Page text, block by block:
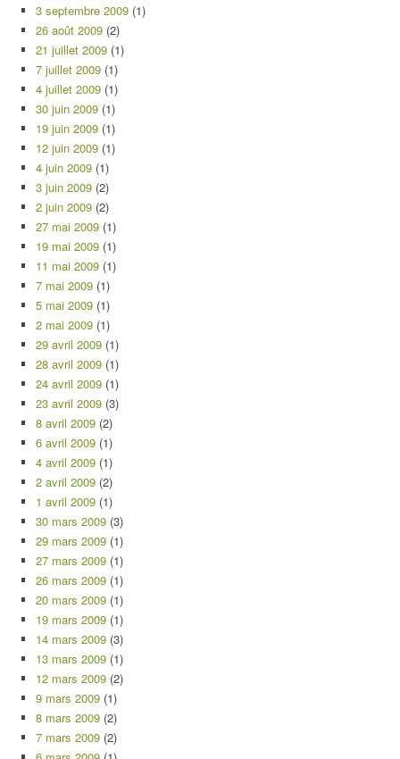
3 septembre 2009 (1)
26 août 2009 (2)
21 juillet 2009 (1)
7 juillet 2009 (1)
4 juillet 2009 (1)
30 juin 2009 (1)
19 juin 2009 (1)
12 juin 2009 (1)
4 juin 2009 (1)
3 juin 2009 (2)
2 juin 2009 (2)
27 mai 2009 (1)
19 mai 2009 (1)
11 mai 2009 (1)
7 mai 2009 (1)
5 mai 2009 (1)
2 mai 2009 (1)
29 avril 2009 (1)
28 avril 2009 (1)
24 avril 2009 (1)
23 avril 2009 (3)
8 avril 2009 (2)
6 avril 2009 (1)
4 avril 2009 (1)
2 avril 2009 (2)
1 avril 2009 (1)
30 mars 2009 (3)
29 mars 2009 (1)
27 mars 2009 (1)
26 mars 2009 (1)
20 mars 2009 (1)
19 mars 2009 (1)
14 mars 2009 (3)
13 mars 2009 (1)
12 mars 2009 (2)
9 mars 2009 (1)
8 mars 2009 (2)
7 mars 2009 (2)